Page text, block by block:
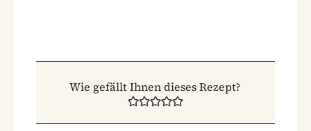
Wie gefällt Ihnen dieses Rezept?